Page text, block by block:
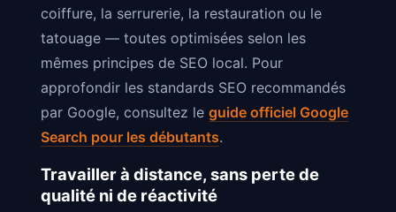
coiffure, la serrurerie, la restauration ou le
tatouage — toutes optimisées selon les
mêmes principes de SEO local. Pour
approfondir les standards SEO recommandés
par Google, consultez le guide officiel Google
Search pour les débutants.
Travailler à distance, sans perte de
qualité ni de réactivité